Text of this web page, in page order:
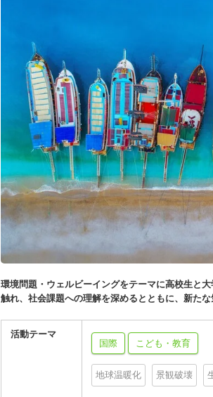
環境問題・ウェルビーイングをテーマに高校生と
触れ、社会課題への理解を深めるとともに、新た
活動テーマ
国際
こども・教育
地球温暖化 景観破壊